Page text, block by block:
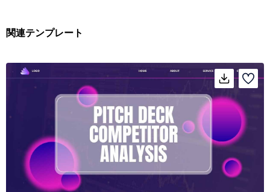
関連テンプレート